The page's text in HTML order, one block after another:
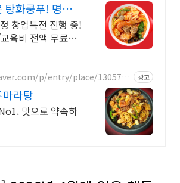
탕화쿵푸! 명실
브랜드
창업특전 진행 중!
육비 전액 무료혜
p/entry/place/1305729
광고
라탕
맛으로 약속하